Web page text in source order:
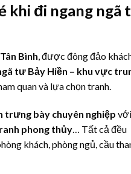
khi đi ngang ngã
Bình , được đông đảo
tư Bảy Hiền – khu vực
quan và lựa chọn tranh.
trưng bày chuyên nghiệp với
phong thủy … Tất cả đều
khách, phòng ngủ, cầu